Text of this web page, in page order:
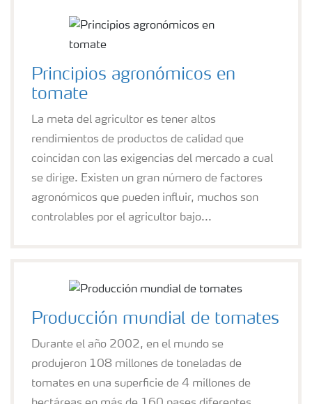
Principios agronómicos en
tomate
La meta del agricultor es tener altos
rendimientos de productos de calidad que
coincidan con las exigencias del mercado a cual
se dirige. Existen un gran número de factores
agronómicos que pueden influir, muchos son
controlables por el agricultor bajo...
Producción mundial de tomates
Durante el año 2002, en el mundo se
produjeron 108 millones de toneladas de
tomates en una superficie de 4 millones de